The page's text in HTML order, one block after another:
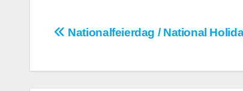
Post
Nationalfeierdag / National